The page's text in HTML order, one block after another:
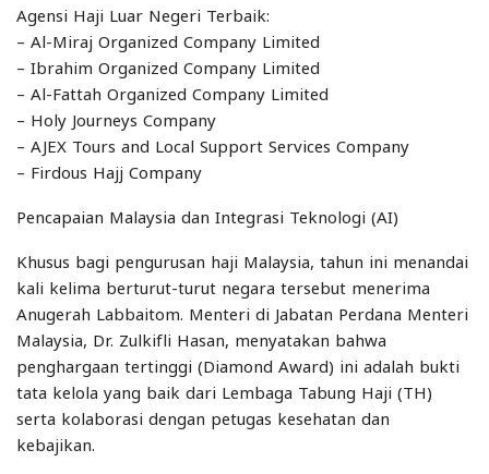
Agensi Haji Luar Negeri Terbaik:
– Al-Miraj Organized Company Limited
– Ibrahim Organized Company Limited
– Al-Fattah Organized Company Limited
– Holy Journeys Company
– AJEX Tours and Local Support Services Company
– Firdous Hajj Company
Pencapaian Malaysia dan Integrasi Teknologi (AI)
Khusus bagi pengurusan haji Malaysia, tahun ini menandai
kali kelima berturut-turut negara tersebut menerima
Anugerah Labbaitom. Menteri di Jabatan Perdana Menteri
Malaysia, Dr. Zulkifli Hasan, menyatakan bahwa
penghargaan tertinggi (Diamond Award) ini adalah bukti
tata kelola yang baik dari Lembaga Tabung Haji (TH)
serta kolaborasi dengan petugas kesehatan dan
kebajikan.